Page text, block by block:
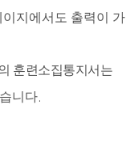
이지에서도 출력이 가
훈련소집통지서는
니다